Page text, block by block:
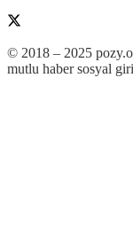
© 2018 – 2025
mutlu haber sosyal